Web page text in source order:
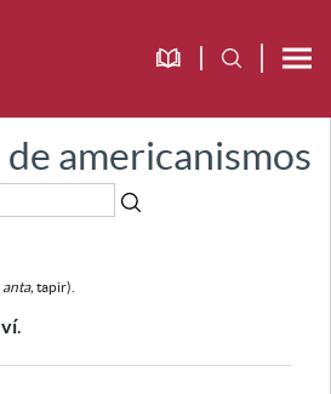
americanismos
anta, tapir).
.